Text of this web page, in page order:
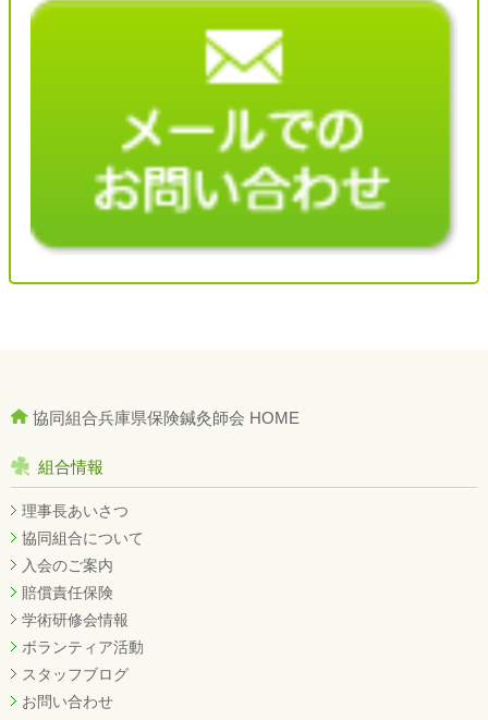
協同組合兵庫県保険鍼灸師会 HOME
組合情報
理事長あいさつ
協同組合について
入会のご案内
賠償責任保険
学術研修会情報
ボランティア活動
スタッフブログ
お問い合わせ